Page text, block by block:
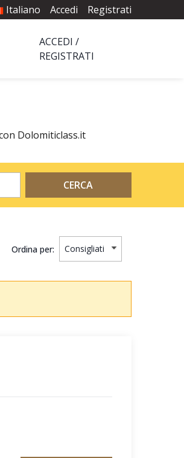
Italiano Accedi Registrati
ACCEDI /
REGISTRATI
Dolomiticlass.it
CERCA
Ordina per: